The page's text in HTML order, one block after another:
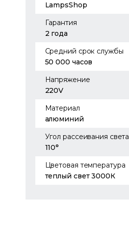
LampsShop
Гарантия
2 года
Средний срок службы
50 000 часов
Напряжение
220V
Материал
алюминий
Угол рассеивания света
110°
Цветовая температура
теплый свет 3000К